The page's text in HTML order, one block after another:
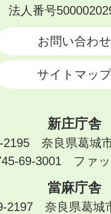
KATSURAGI
法人番号
お問い合わせ
サイトマッ
新庄庁舎
2195 奈良県葛城
69-3001 ファ
當麻庁舎
2197 奈良県葛城